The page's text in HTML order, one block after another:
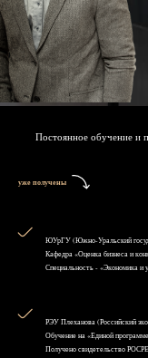
Постоянное обучение и
уже получены
ЮУрГУ (Южно-Уральский
Кафедра «Оценка бизнеса и
Специальность - «Экономика
РЭУ Плеханова (Российский
Обучение на «Единой
Получено свидетельство